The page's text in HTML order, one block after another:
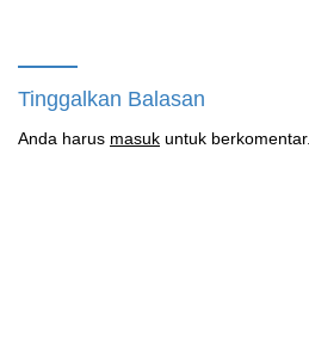
Tinggalkan Balasan
Anda harus masuk untuk berkomentar.